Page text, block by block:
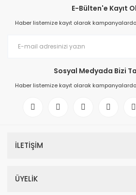
E-Bülten'e Kayıt
Haber listemize kayıt olarak
Sosyal Medyada Bizi
Haber listemize kayıt olarak
İLETİŞİM
ÜYELİK